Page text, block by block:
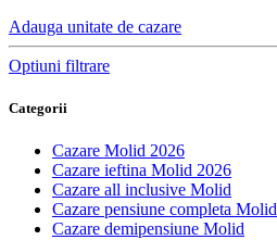
Adauga unitate de cazare
Optiuni filtrare
Categorii
Cazare Molid 2026
Cazare ieftina Molid 2026
Cazare all inclusive Molid
Cazare pensiune completa Molid
Cazare demipensiune Molid